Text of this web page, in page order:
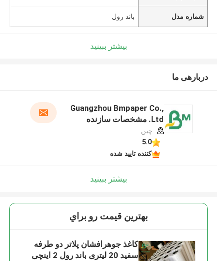
شماره مدل باند رول
بیشتر ببینید
دربارهی ما
Guangzhou Bmpaper Co.,
Ltd. مشخصات سازنده
چین
5.0
کننده تایید شده
بیشتر ببینید
بهترين قيمت رو براي
کاغذ جوهرافشان پلاتر دو طرفه
سفید 20 لیتری باند رول 2 اینچی